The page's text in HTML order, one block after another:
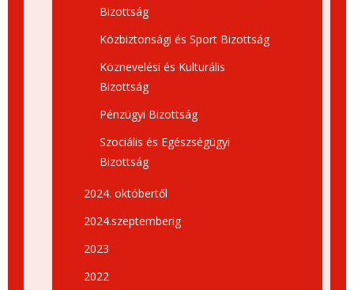
Bizottság
Közbiztonsági és Sport Bizottság
Köznevelési és Kulturális
Bizottság
Pénzügyi Bizottság
Szociális és Egészségügyi
Bizottság
2024. októbertől
2024.szeptemberig
2023
2022